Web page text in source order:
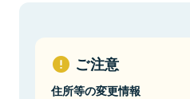
ご注意
住所等の変更情報